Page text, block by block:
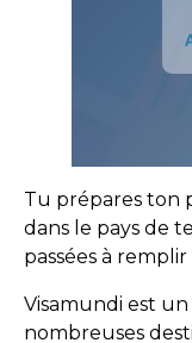
Tu prépares ton
dans le pays de
passées à
Visamundi est
nombreuses